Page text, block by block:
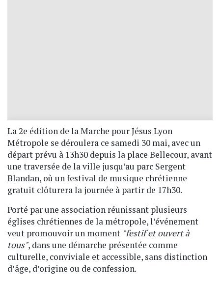
La 2e édition de la Marche pour Jésus Lyon
Métropole se déroulera ce samedi 30 mai, avec un
départ prévu à 13h30 depuis la place Bellecour, avant
une traversée de la ville jusqu’au parc Sergent
Blandan, où un festival de musique chrétienne
gratuit clôturera la journée à partir de 17h30.
Porté par une association réunissant plusieurs
églises chrétiennes de la métropole, l’événement
veut promouvoir un moment "festif et ouvert à
tous", dans une démarche présentée comme
culturelle, conviviale et accessible, sans distinction
d’âge, d’origine ou de confession.